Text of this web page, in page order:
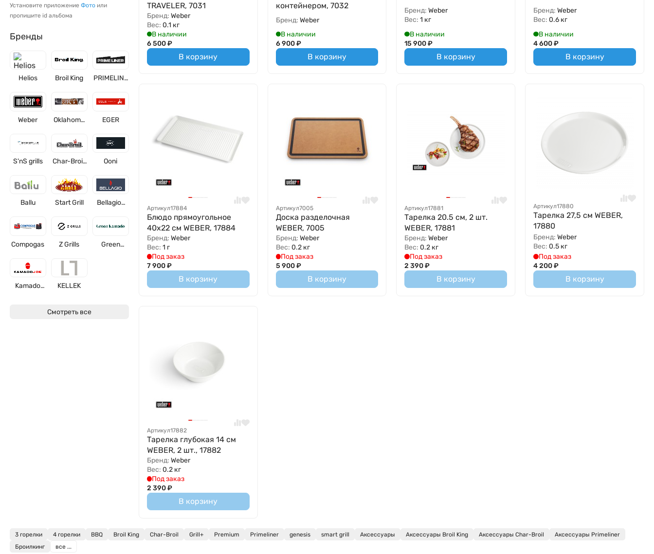
TRAVELER, 7031
Бренд: Weber
Вес: 0.1 кг
В наличии
6 500₽
В корзину
контейнером, 7032
Бренд: Weber
В наличии
6 900 ₽
В корзину
Бренд:Weber
Вес:1 кг
В наличии
15 900₽
В корзину
Бренд:Weber
Вес:0.6 кг
В наличии
4 600₽
В корзину
Артикул17884
Блюдо прямоугольное
40х22 см WEBER, 17884
Бренд: Weber
Вес: 1 г
Под заказ
7 900₽
В корзину
Артикул7005
Доска разделочная
WEBER, 7005
Бренд: Weber
Вес: 0.2 кг
Под заказ
5 900 ₽
В корзину
Артикул17881
Тарелка 20.5 см, 2 шт.
WEBER, 17881
Бренд:Weber
Вес:0.2 кг
Под заказ
2 390₽
В корзину
Артикул17880
Тарелка 27,5 см WEBER,
17880
Бренд:Weber
Вес:0.5 кг
Под заказ
4 200₽
В корзину
Артикул17882
Тарелка глубокая 14 см
WEBER, 2 шт., 17882
Бренд: Weber
Вес: 0.2 кг
Под заказ
2 390₽
В корзину
Установите приложение Фото или
пропишите id альбома
Бренды
Helios Broil King
PRIMELINE
Weber
Oklahoma
EGER
S'nS grills
Char-Broil,
Ooni
Ballu Start Grill
Bellagio-
Compogas Z Grills
Green
Kamado
KELLEK
Смотреть все
3 горелки 4 горелки BBQ Broil King Char-Broil Grill+ Premium Primeliner genesis smart grill Аксессуары Аксессуары Broil King Аксессуары Char-Broil
Аксессуары Primeliner
Броилкинг
все ...